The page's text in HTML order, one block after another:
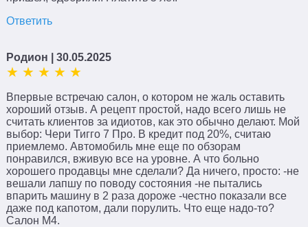
Ответить
Родион | 30.05.2025
Впервые встречаю салон, о котором не жаль оставить
хороший отзыв. А рецепт простой, надо всего лишь не
считать клиентов за идиотов, как это обычно делают. Мой
выбор: Чери Тигго 7 Про. В кредит под 20%, считаю
приемлемо. Автомобиль мне еще по обзорам
понравился, вживую все на уровне. А что больно
хорошего продавцы мне сделали? Да ничего, просто: -не
вешали лапшу по поводу состояния -не пытались
впарить машину в 2 раза дороже -честно показали все
даже под капотом, дали порулить. Что еще надо-то?
Салон М4.